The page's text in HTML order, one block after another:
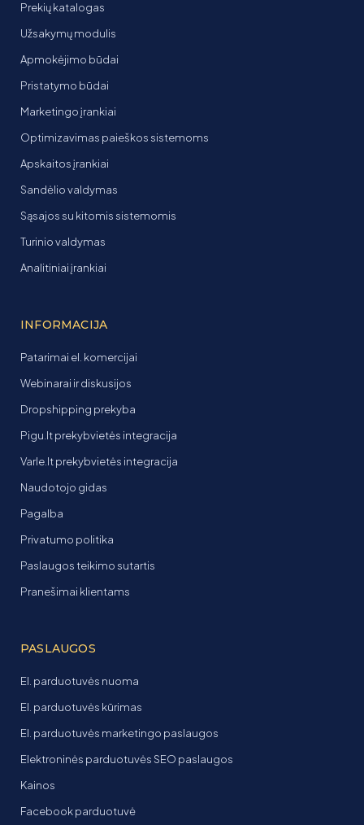
Prekių katalogas
Užsakymų modulis
Apmokėjimo būdai
Pristatymo būdai
Marketingo įrankiai
Optimizavimas paieškos sistemoms
Apskaitos įrankiai
Sandėlio valdymas
Sąsajos su kitomis sistemomis
Turinio valdymas
Analitiniai įrankiai
INFORMACIJA
Patarimai el. komercijai
Webinarai ir diskusijos
Dropshipping prekyba
Pigu.lt prekybvietės integracija
Varle.lt prekybvietės integracija
Naudotojo gidas
Pagalba
Privatumo politika
Paslaugos teikimo sutartis
Pranešimai klientams
PASLAUGOS
El. parduotuvės nuoma
El. parduotuvės kūrimas
El. parduotuvės marketingo paslaugos
Elektroninės parduotuvės SEO paslaugos
Kainos
Facebook parduotuvė